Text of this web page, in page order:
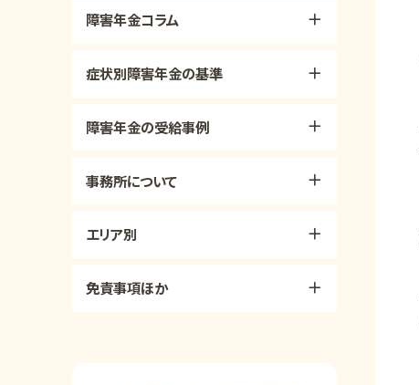
障害年金コラム
症状別障害年金の基準
障害年金の受給事例
事務所について
エリア別
免責事項ほか